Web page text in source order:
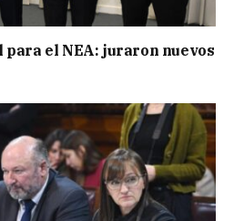
el NEA: juraron nuevos